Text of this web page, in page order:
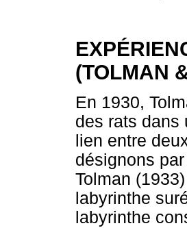
(TOLMAN
En 1930,
des rats dans
lien entre
désignons
Tolman
labyrinthe
labyrinthe